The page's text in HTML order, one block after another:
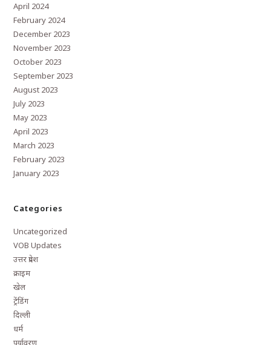
April 2024
February 2024
December 2023
November 2023
October 2023
September 2023
August 2023
July 2023
May 2023
April 2023
March 2023
February 2023
January 2023
Categories
Uncategorized
VOB Updates
उत्तर प्रदेश
क्राइम
खेल
ट्रेंडिंग
दिल्ली
धर्म
पर्यावरण